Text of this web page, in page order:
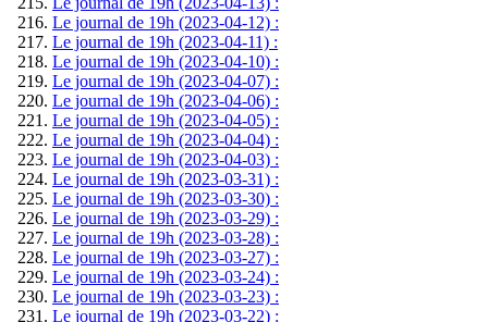
Le journal de 19h (2023-04-12) :
Le journal de 19h (2023-04-11) :
Le journal de 19h (2023-04-10) :
Le journal de 19h (2023-04-07) :
Le journal de 19h (2023-04-06) :
Le journal de 19h (2023-04-05) :
Le journal de 19h (2023-04-04) :
Le journal de 19h (2023-04-03) :
Le journal de 19h (2023-03-31) :
Le journal de 19h (2023-03-30) :
Le journal de 19h (2023-03-29) :
Le journal de 19h (2023-03-28) :
Le journal de 19h (2023-03-27) :
Le journal de 19h (2023-03-24) :
Le journal de 19h (2023-03-23) :
Le journal de 19h (2023-03-22) :